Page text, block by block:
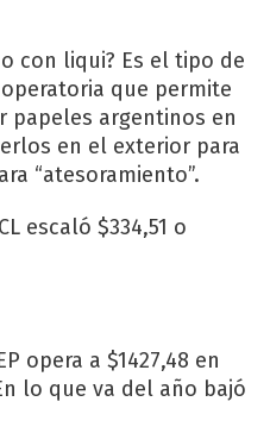
con liqui? Es el tipo de
que permite
papeles argentinos en
en el exterior para
“atesoramiento”.
escaló $334,51 o
opera a $1427,48 en
lo que va del año bajó